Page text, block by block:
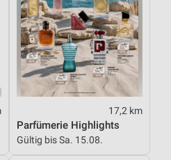
17,2 km
Parfümerie Highlights
Gültig bis Sa. 15.08.
zur Auswahl von
Auswahl